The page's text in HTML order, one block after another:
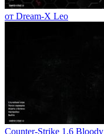
от Dream-X Leo
Counter-Strike 1.6 Bloody